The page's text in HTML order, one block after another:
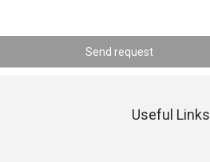
Send request
Useful Links